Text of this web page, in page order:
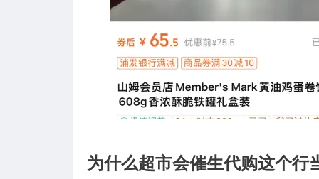
为什么超市会催生代购这个行